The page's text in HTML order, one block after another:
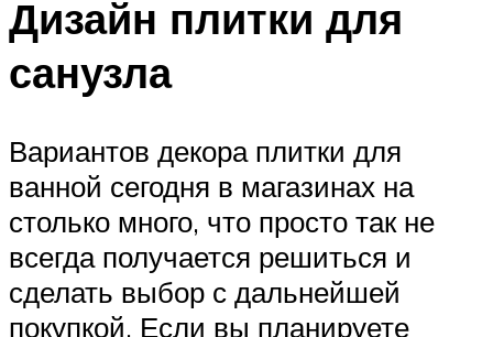
Дизайн плитки для
санузла
Вариантов декора плитки для
ванной сегодня в магазинах на
столько много, что просто так не
всегда получается решиться и
сделать выбор с дальнейшей
покупкой. Если вы планируете